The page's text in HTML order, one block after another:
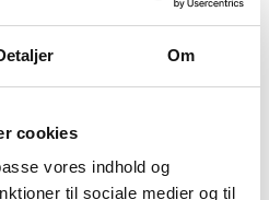
Om
cookies
vores indhold og
til sociale medier og til
anden hermed forbundet